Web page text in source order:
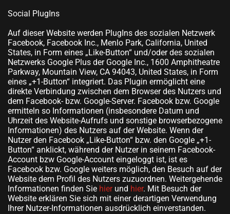
Social PlugIns
Auf dieser Website werden PlugIns des sozialen Netzwerk
Facebook, Facebook Inc., Menlo Park, California, United
States, in Form eines „Like-Button“ und/oder des sozialen
Netzwerks Google Plus der Google Inc., 1600 Amphitheatre
Parkway, Mountain View, CA 94043, United States, in Form
eines „+1-Button“ integriert. Das Plugin ermöglicht eine
direkte Verbindung zwischen dem Browser des Nutzers und
dem Facebook- bzw. Google-Server. Facebook bzw. Google
ermitteln so Informationen (insbesondere Datum und
Uhrzeit des Website-Aufrufs und sonstige browserbezogene
Informationen) des Nutzers auf der Website. Wenn der
Nutzer den Facebook „Like-Button“ bzw. den Google „+1-
Button“ anklickt, während der Nutzer in seinem Facebook-
Account bzw Google-Account eingeloggt ist, ist es
Facebook bzw. Google weiters möglich, den Besuch auf der
Website dem Profil des Nutzers zuzuordnen. Weitergehende
Informationen finden Sie hierund hier. Mit Besuch der
Website erklären Sie sich mit einer derartigen Verwendung
Ihrer Nutzer-Informationen ausdrücklich einverstanden.